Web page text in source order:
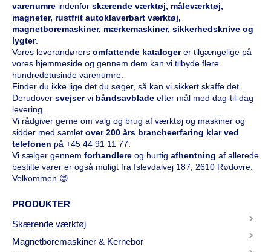
varenumre indenfor skærende værktøj, måleværktøj,
magneter, rustfrit autoklaverbart værktøj,
magnetboremaskiner, mærkemaskiner, sikkerhedsknive og
lygter.
Vores leverandørers omfattende katalogerer tilgængelige på
vores hjemmeside og gennem dem kan vi tilbyde flere
hundredetusinde varenumre.
Finder du ikke lige det du søger, så kan vi sikkert skaffe det.
Derudover svejservi båndsavblade efter mål med dag-til-dag
levering.
Vi rådgiver gerne om valg og brug af værktøj og maskiner og
sidder med samlet over 200 års brancheerfaring klar ved
telefonen på +45 44 91 11 77
Vi sælger gennem forhandlere og hurtig afhentning af allerede
bestilte varer er også muligt fra Islevdalvej 187, 2610 Rødovre.
Velkommen 😊
PRODUKTER
Skærende værktøj
Magnetboremaskiner & Kernebor